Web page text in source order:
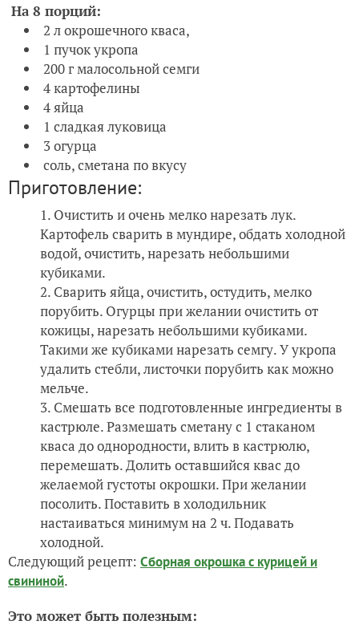
На 8 порций:
2 л окрошечного кваса,
1 пучок укропа
200 г малосольной семги
4 картофелины
4 яйца
1 сладкая луковица
3 огурца
соль, сметана по вкусу
Приготовление:
Очистить и очень мелко нарезать лук.
Картофель сварить в мундире, обдать холодной
водой, очистить, нарезать небольшими
кубиками.
Сварить яйца, очистить, остудить, мелко
порубить. Огурцы при желании очистить от
кожицы, нарезать небольшими кубиками.
Такими же кубиками нарезать семгу. У укропа
удалить стебли, листочки порубить как можно
мельче.
Смешать все подготовленные ингредиенты в
кастрюле. Размешать сметану с 1 стаканом
кваса до однородности, влить в кастрюлю,
перемешать. Долить оставшийся квас до
желаемой густоты окрошки. При желании
посолить. Поставить в холодильник
настаиваться минимум на 2 ч. Подавать
холодной.
Следующий рецепт: Сборная окрошка с курицей и
свининой.
Это может быть полезным: